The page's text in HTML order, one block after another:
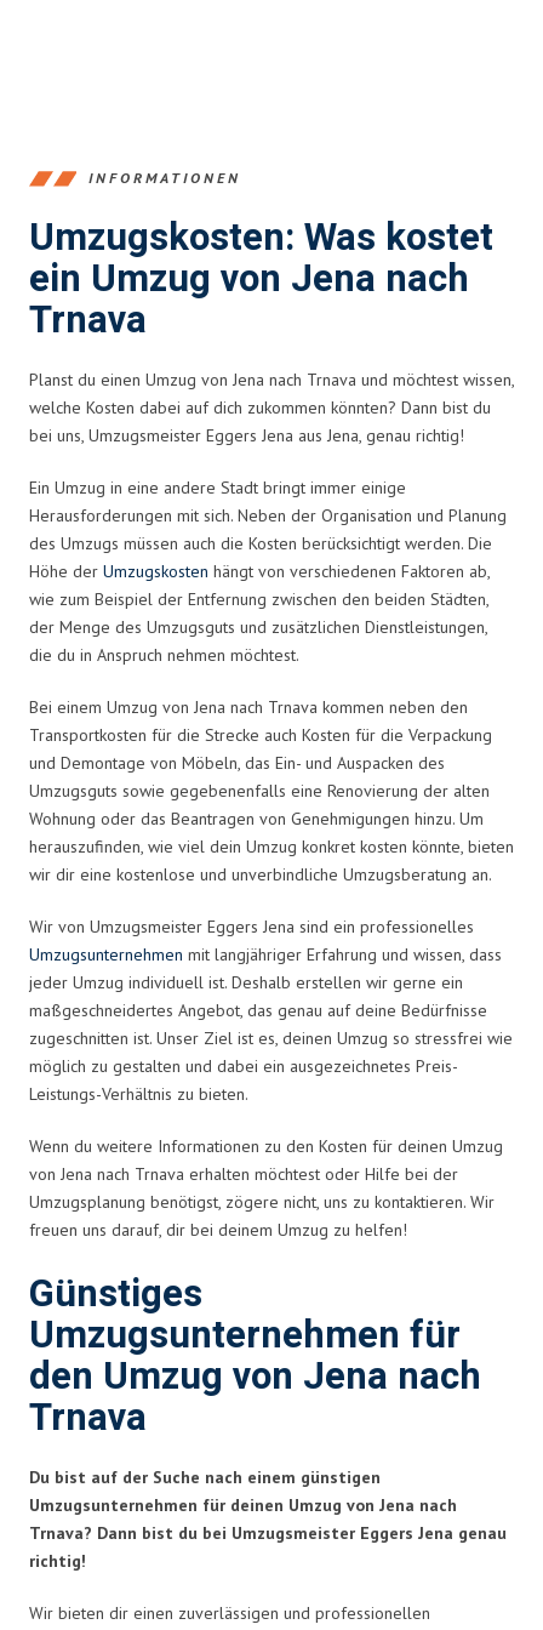
INFORMATIONEN
Umzugskosten: Was kostet
ein Umzug von Jena nach
Trnava
Planst du einen Umzug von Jena nach Trnava und möchtest wissen,
welche Kosten dabei auf dich zukommen könnten? Dann bist du
bei uns, Umzugsmeister Eggers Jena aus Jena, genau richtig!
Ein Umzug in eine andere Stadt bringt immer einige
Herausforderungen mit sich. Neben der Organisation und Planung
des Umzugs müssen auch die Kosten berücksichtigt werden. Die
Höhe der Umzugskosten hängt von verschiedenen Faktoren ab,
wie zum Beispiel der Entfernung zwischen den beiden Städten,
der Menge des Umzugsguts und zusätzlichen Dienstleistungen,
die du in Anspruch nehmen möchtest.
Bei einem Umzug von Jena nach Trnava kommen neben den
Transportkosten für die Strecke auch Kosten für die Verpackung
und Demontage von Möbeln, das Ein- und Auspacken des
Umzugsguts sowie gegebenenfalls eine Renovierung der alten
Wohnung oder das Beantragen von Genehmigungen hinzu. Um
herauszufinden, wie viel dein Umzug konkret kosten könnte, bieten
wir dir eine kostenlose und unverbindliche Umzugsberatung an.
Wir von Umzugsmeister Eggers Jena sind ein professionelles
Umzugsunternehmen mit langjähriger Erfahrung und wissen, dass
jeder Umzug individuell ist. Deshalb erstellen wir gerne ein
maßgeschneidertes Angebot, das genau auf deine Bedürfnisse
zugeschnitten ist. Unser Ziel ist es, deinen Umzug so stressfrei wie
möglich zu gestalten und dabei ein ausgezeichnetes Preis-
Leistungs-Verhältnis zu bieten.
Wenn du weitere Informationen zu den Kosten für deinen Umzug
von Jena nach Trnava erhalten möchtest oder Hilfe bei der
Umzugsplanung benötigst, zögere nicht, uns zu kontaktieren. Wir
freuen uns darauf, dir bei deinem Umzug zu helfen!
Günstiges
Umzugsunternehmen für
den Umzug von Jena nach
Trnava
Du bist auf der Suche nach einem günstigen
Umzugsunternehmen für deinen Umzug von Jena nach
Trnava? Dann bist du bei Umzugsmeister Eggers Jena genau
richtig!
Wir bieten dir einen zuverlässigen und professionellen